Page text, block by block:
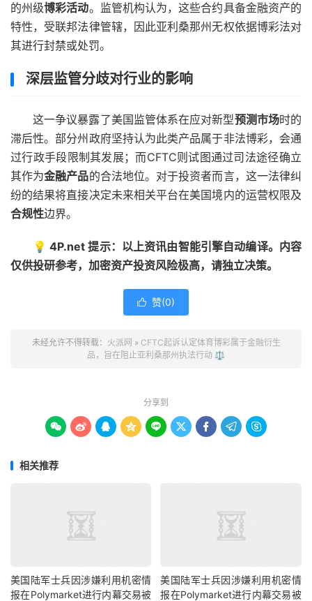
的州级博彩活动。监管机构认为，这些合约具备金融资产的
特性，受联邦法律管辖，因此亚利桑那州无权依据博彩法对
其进行封禁或处罚。
深层监管分歧对行业的影响
这一争议暴露了美国监管体系在应对新型预测市场时的
滞后性。部分州政府坚持认为此类产品属于非法博彩，会通
过行政手段限制其发展；而CFTC则试图通过司法途径确立
其作为金融产品的合法地位。对于投资者而言，这一法律纠
纷的结果将直接决定未来相关平台在美国境内的运营权限及
合规性边界。
💡 4P.net 提示：以上资讯由智能引擎自动编译。内容
仅供投研参考，加密资产投资风险极高，请独立决策。
 赞(0)
未经允许不得转载： 火派网 » CFTC起诉认定体育博彩属于金融衍生
品，旨在阻止亚利桑那州执法行动 ⚖️
分享到
        
相关推荐
美国陆军士兵因涉嫌利用机密情
报在Polymarket进行内幕交易被
美国陆军士兵因涉嫌利用机密情
报在Polymarket进行内幕交易被